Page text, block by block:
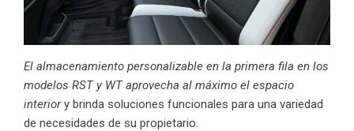
El almacenamiento personalizable en la primera fila en los
modelos RST y WT aprovecha al máximo el espacio
interiory brinda soluciones funcionales para una variedad
de necesidades de su propietario.